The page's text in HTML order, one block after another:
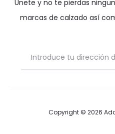
Únete y no te pierdas
marcas de calzado así
Copyright © 2026